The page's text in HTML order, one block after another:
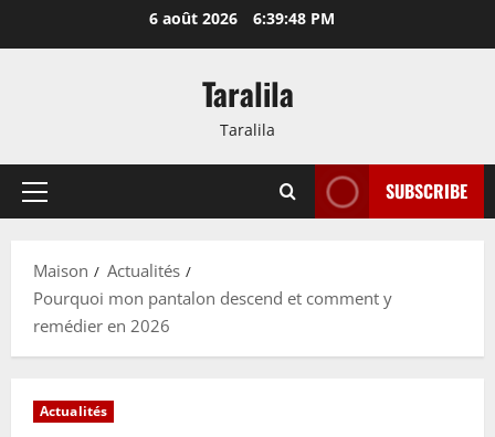
au
6 août 2026 6:39:49 PM
Taralila
Taralila
Menu
SUBSCRIBE
Maison
Actualités
Pourquoi mon pantalon descend et comment y
remédier en 2026
Actualités